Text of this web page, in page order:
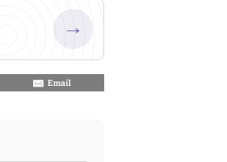
→
Email